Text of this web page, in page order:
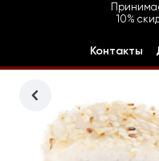
10%
Контакты